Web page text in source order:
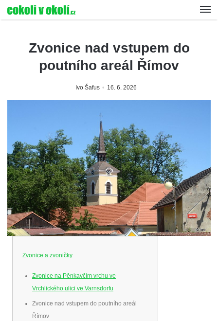
Zvonice nad vstupem do
poutního areál Římov
Ivo Šafus 16. 6. 2026
Zvonice a zvoničky
Zvonice na Pěnkavčím vrchu ve
Vrchlického ulici ve Varnsdorfu
Zvonice nad vstupem do poutního areál
Římov